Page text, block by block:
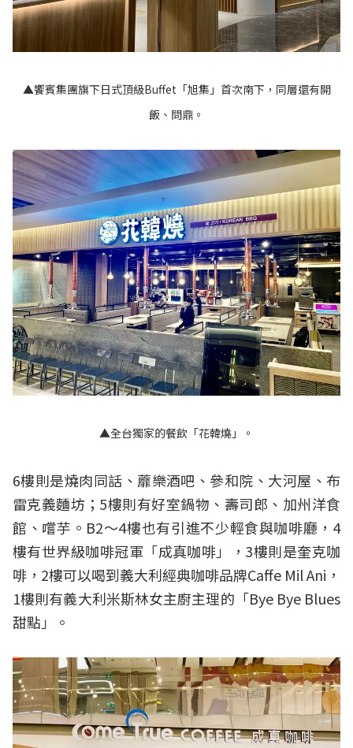
▲饗賓集團旗下日式頂級Buffet「旭集」首次南下，同層還有開
飯、問鼎。
▲全台獨家的餐飲「花韓燒」。
6樓則是燒肉同話、蘼樂酒吧、參和院、大河屋、布
雷克義麵坊；5樓則有好室鍋物、壽司郎、加州洋食
館、嚐芋。B2～4樓也有引進不少輕食與咖啡廳，4
樓有世界級咖啡冠軍「成真咖啡」，3樓則是奎克咖
啡，2樓可以喝到義大利經典咖啡品牌Caffe Mil Ani，
1樓則有義大利米斯林女主廚主理的「Bye Bye Blues
甜點」。